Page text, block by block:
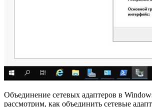
Объединение сетевых адаптеров в
рассмотрим, как объединить сетевые